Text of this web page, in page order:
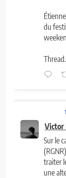
du
Thread.
Sur le
traiter
une